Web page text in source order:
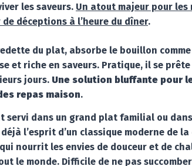
les saveurs. Un atout majeur pour les
de déceptions à l’heure du dîner.
du plat, absorbe le bouillon
et riche en saveurs. Pratique, il se
jours. Une solution bluffante pour
repas maison.
servi dans un grand plat familial ou
l’esprit d’un classique moderne de
nourrit les envies de douceur et de
le monde. Difficile de ne pas